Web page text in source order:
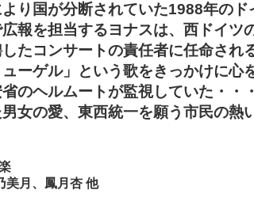
り国が分断されていた1988年のド
報を担当するヨナスは、西ドイツ
たコンサートの責任者に任命され
ーゲル」という歌をきっかけに心
のヘルムートが監視していた・・
女の愛、東西統一を願う市民の熱
美月、鳳月杏 他